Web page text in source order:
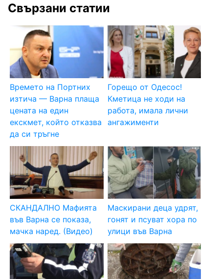
Свързани статии
Времето на Портних
изтича — Варна плаща
цената на един
екскмет, който отказва
да си тръгне
Горещо от Одесос!
Кметица не ходи на
работа, имала лични
ангажименти
СКАНДАЛНО Мафията
във Варна се показа,
мачка наред. (Видео)
Маскирани деца удрят,
гонят и псуват хора по
улици във Варна